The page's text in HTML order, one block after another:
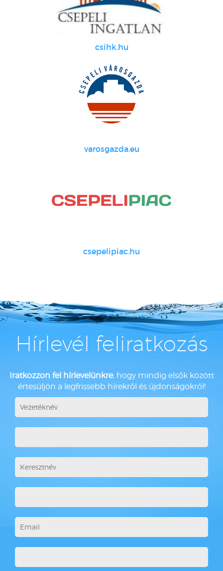
csihk.hu
varosgazda.eu
csepelipiac.hu
Hírlevél feliratkozás
Iratkozzon fel hírlevelünkre, hogy mindig elsők között
értesüljön a legfrissebb hírekről és újdonságokról!